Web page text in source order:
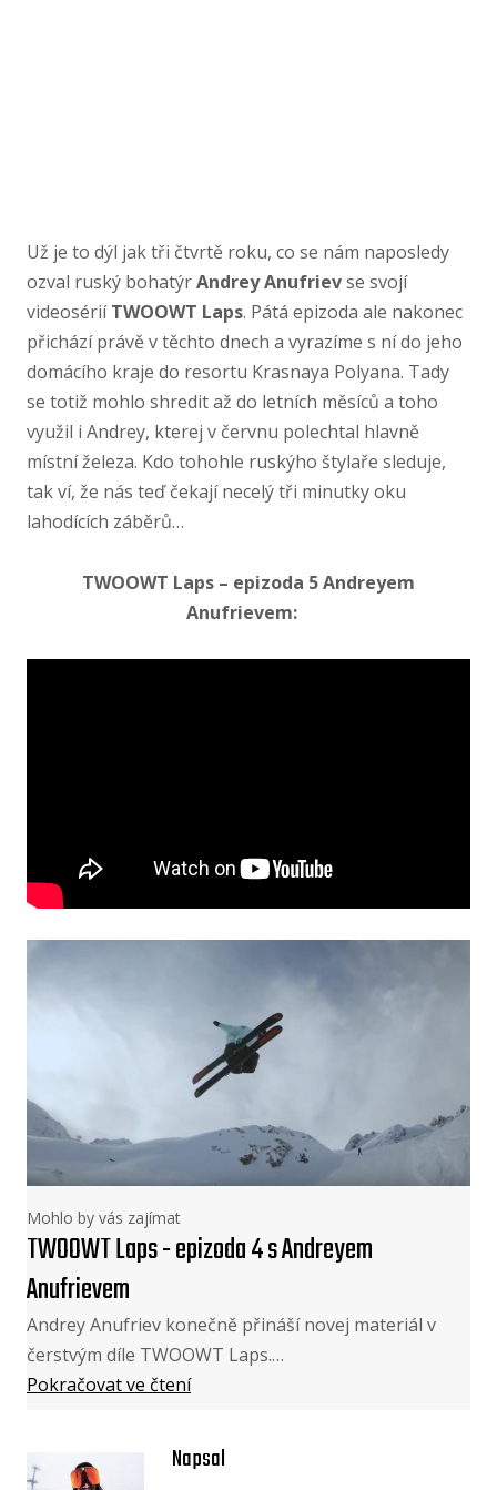
Už je to dýl jak tři čtvrtě roku, co se nám naposledy
ozval ruský bohatýrAndrey Anufrievse svojí
videosériíTWOOWT Laps. Pátá epizoda ale nakonec
přichází právě v těchto dnech a vyrazíme s ní do jeho
domácího kraje do resortu Krasnaya Polyana. Tady
se totiž mohlo shredit až do letních měsíců a toho
využil i Andrey, kterej v červnu polechtal hlavně
místní železa. Kdo tohohle ruskýho štylaře sleduje,
tak ví, že nás teď čekají necelý tři minutky oku
lahodících záběrů…
TWOOWT Laps – epizoda 5 Andreyem
Anufrievem:
Mohlo by vás zajímat
TWOOWT Laps - epizoda 4 s Andreyem
Anufrievem
Andrey Anufriev konečně přináší novej materiál v
čerstvým díle TWOOWT Laps.…
Pokračovat ve čtení
Napsal